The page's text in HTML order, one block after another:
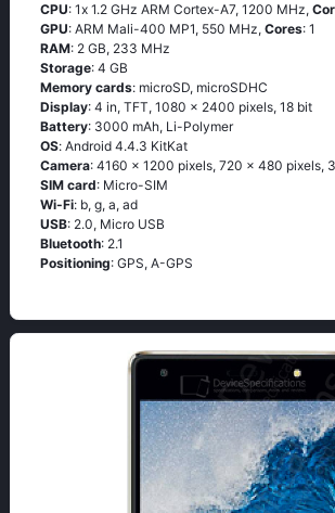
CPU: 1х 1.2 GНz АRМ Соrtех-А7, 1200 MHz,
GPU: ARM Mali-400 MP1, 550 MHz, Cores: 1
RAM: 2 GB, 233 MHz
Storage: 4 GB
Memory cards: microSD, microSDHC
Display: 4 in, TFT, 1080 x 2400 pixels, 18 bit
Battery: 3000 mAh, Li-Polymer
OS: Аndrоid 4.4.3 ΚitΚаt
Camera: 4160 x 1200 pixels, 720 x 480 pixels,
SIM card: Micro-SIM
Wi-Fi: b, g, а, аd
USB: 2.0, Micro USB
Bluetooth: 2.1
Positioning: GРS, А-GРS